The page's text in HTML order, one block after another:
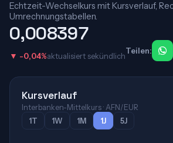
Echtzeit-Wechselkurs mit Kursverlauf,
Umrechnungstabellen.
0,008397
▼ -0,04%aktualisiert sekündlich
Teilen:
Kursverlauf
Interbanken-Mittelkurs · AFN/EUR
1T
1W 1M 1J 5J